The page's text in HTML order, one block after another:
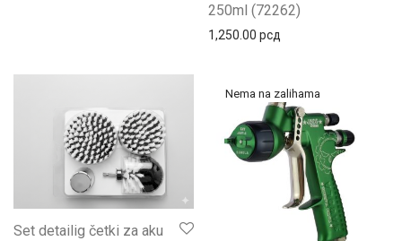
250ml (72262)
1,250.00 рсд
Set detailig četki za aku